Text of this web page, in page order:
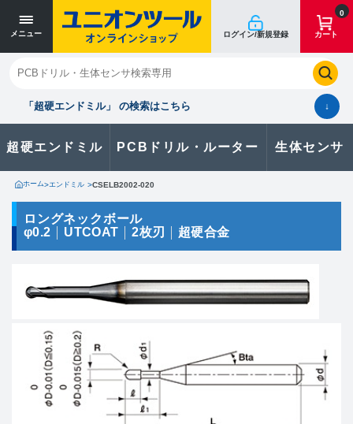
メニュー ログイン/新規登録
0
カート
「超硬エンドミル」 の検索はこちら ↓
超硬エンドミル PCBドリル・ルーター 生体センサ
閉じる
お気に入り クイックオーダー 購入履歴
製品に関するお問い合わせはこちら
カタログ一覧
ホーム>エンドミル >CSELB2002-020
ロングネックボール
φ0.2
UTCOAT 2枚刃 超硬合金
寸法単位 [mm]
寸法単位 [mm]